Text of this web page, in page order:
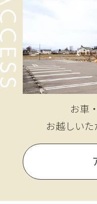
お車
お越しい